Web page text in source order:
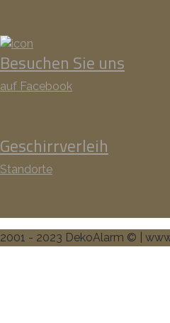
Besuchen Sie uns
auf Facebook
Geschirrverleih
Standorte
2001 - 2023 DekoAlarm © |